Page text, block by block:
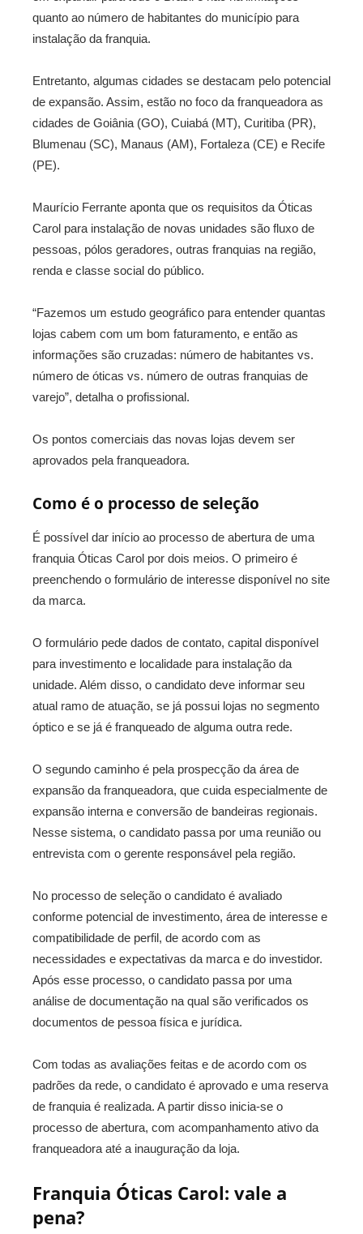
quanto ao número de habitantes do município para
instalação da franquia.
Entretanto, algumas cidades se destacam pelo potencial
de expansão. Assim, estão no foco da franqueadora as
cidades de Goiânia (GO), Cuiabá (MT), Curitiba (PR),
Blumenau (SC), Manaus (AM), Fortaleza (CE) e Recife
(PE).
Maurício Ferrante aponta que os requisitos da Óticas
Carol para instalação de novas unidades são fluxo de
pessoas, pólos geradores, outras franquias na região,
renda e classe social do público.
“Fazemos um estudo geográfico para entender quantas
lojas cabem com um bom faturamento, e então as
informações são cruzadas: número de habitantes vs.
número de óticas vs. número de outras franquias de
varejo”, detalha o profissional.
Os pontos comerciais das novas lojas devem ser
aprovados pela franqueadora.
Como é o processo de seleção
É possível dar início ao processo de abertura de uma
franquia Óticas Carol por dois meios. O primeiro é
preenchendo o formulário de interesse disponível no site
da marca.
O formulário pede dados de contato, capital disponível
para investimento e localidade para instalação da
unidade. Além disso, o candidato deve informar seu
atual ramo de atuação, se já possui lojas no segmento
óptico e se já é franqueado de alguma outra rede.
O segundo caminho é pela prospecção da área de
expansão da franqueadora, que cuida especialmente de
expansão interna e conversão de bandeiras regionais.
Nesse sistema, o candidato passa por uma reunião ou
entrevista com o gerente responsável pela região.
No processo de seleção o candidato é avaliado
conforme potencial de investimento, área de interesse e
compatibilidade de perfil, de acordo com as
necessidades e expectativas da marca e do investidor.
Após esse processo, o candidato passa por uma
análise de documentação na qual são verificados os
documentos de pessoa física e jurídica.
Com todas as avaliações feitas e de acordo com os
padrões da rede, o candidato é aprovado e uma reserva
de franquia é realizada. A partir disso inicia-se o
processo de abertura, com acompanhamento ativo da
franqueadora até a inauguração da loja.
Franquia Óticas Carol: vale a
pena?